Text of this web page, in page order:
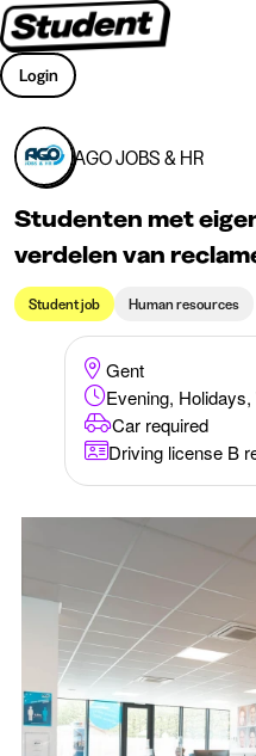
Login
AGO JOBS & HR
Studenten met
verdelen van
Student job Human resources
Gent
Evening, Holidays,
Car required
Driving license B